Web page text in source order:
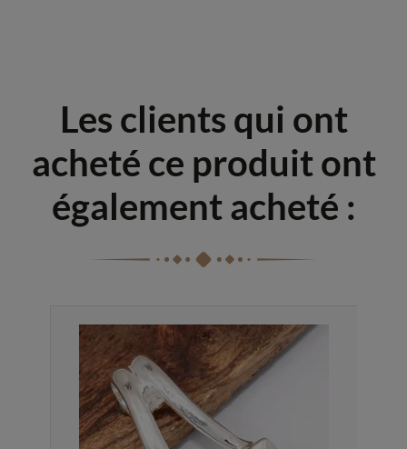
Les clients qui ont
acheté ce produit ont
également acheté :